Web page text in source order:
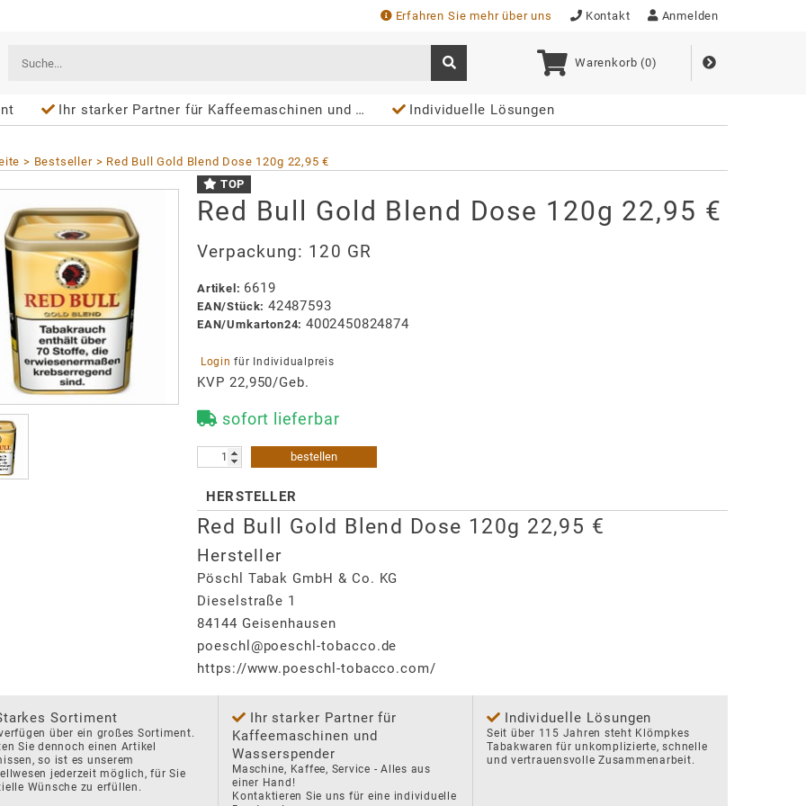
Erfahren Sie mehr über uns Kontakt Anmelden
Warenkorb (0)
Ihr starker Partner für Kaffeemaschinen und Wasserspender Individuelle Lösungen
Bestseller
Red Bull Gold Blend Dose 120g 22,95 €
TOP
Red Bull Gold Blend Dose 120g 22,95 €
Verpackung: 120 GR
Artikel : 6619
EAN/Stück: 42487593
EAN/Umkarton24: 4002450824874
Login für Individualpreis
KVP 22,950/Geb.
sofort lieferbar
bestellen
HERSTELLER
Red Bull Gold Blend Dose 120g 22,95 €
Hersteller
Pöschl Tabak GmbH & Co. KG
Dieselstraße 1
84144 Geisenhausen
poeschl@poeschl-tobacco.de
https://www.poeschl-tobacco.com/
Sortiment
über ein großes Sortiment.
Sie dennoch einen Artikel
so ist es unserem
jederzeit möglich, für Sie
Wünsche zu erfüllen.
Ihr starker Partner für
Kaffeemaschinen und
Wasserspender
Maschine, Kaffee, Service - Alles aus
einer Hand!
Kontaktieren Sie uns für eine individuelle
Individuelle Lösungen
Seit über 115 Jahren steht Klömpkes
Tabakwaren für unkomplizierte, schnelle
und vertrauensvolle Zusammenarbeit.